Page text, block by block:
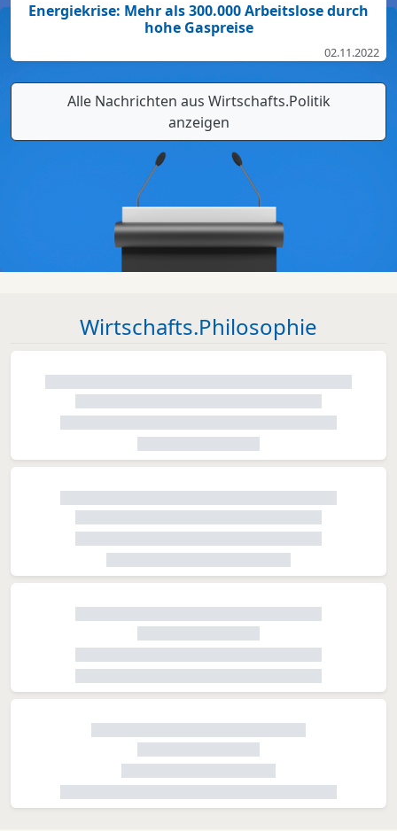
Energiekrise: Mehr als 300.000 Arbeitslose durch
hohe Gaspreise
02.11.2022
Alle Nachrichten aus Wirtschafts.Politik
anzeigen
Wirtschafts.Philosophie